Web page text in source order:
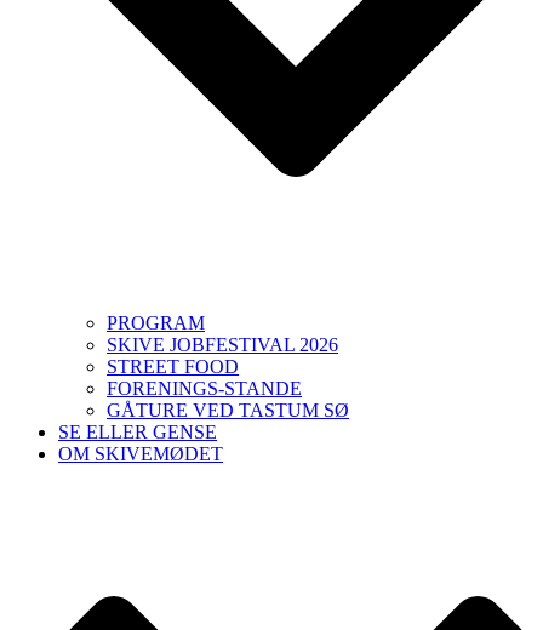
PROGRAM
SKIVE JOBFESTIVAL 2026
STREET FOOD
FORENINGS-STANDE
GÅTURE VED TASTUM SØ
SE ELLER GENSE
OM SKIVEMØDET